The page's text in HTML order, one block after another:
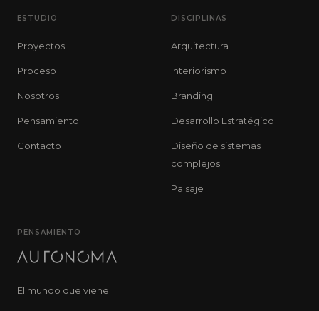
ESTUDIO
Proyectos
Proceso
Nosotros
Pensamiento
Contacto
DISCIPLINAS
Arquitectura
Interiorismo
Branding
Desarrollo Estratégico
Diseño de sistemas
complejos
Paisaje
PENSAMIENTO
El mundo que viene